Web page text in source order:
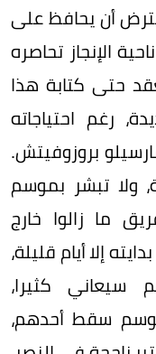
أن يحافظ على
الإنجاز تحاصره
حتى كتابة هذا
رغم احتياجاته
بروزوفيتش.
ولا تبشر بموسم
ما زالوا خارج
إلا أيام قليلة،
سيعاني كثيرا،
سقط أحدهم،